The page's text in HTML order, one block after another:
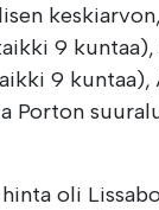
9
9 kuntaa),
Porton
oli